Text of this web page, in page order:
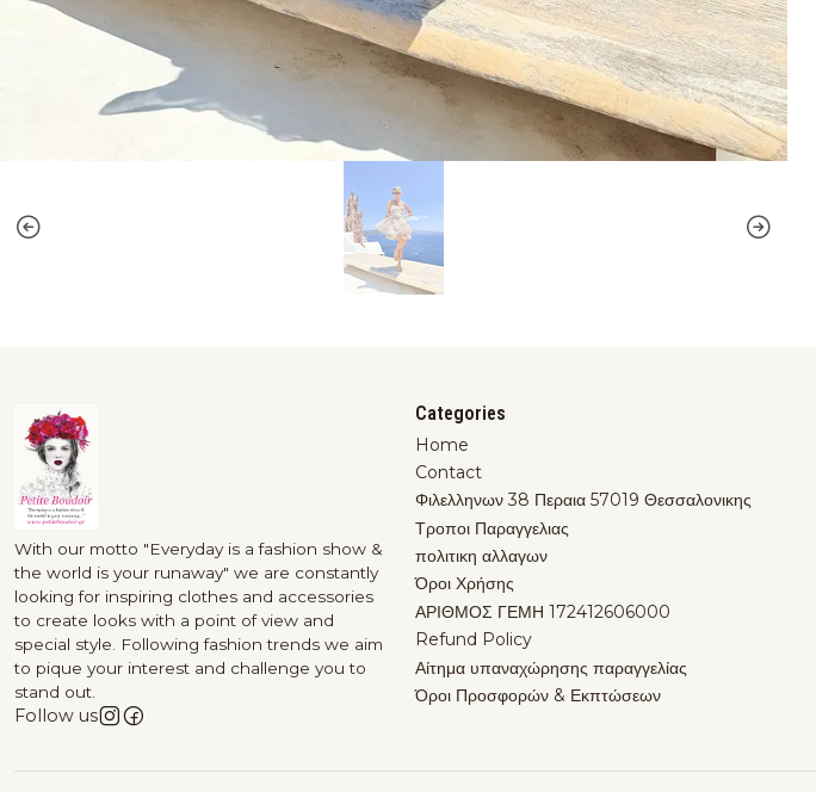
With our motto "Everyday is a fashion show &
the world is your runaway" we are constantly
looking for inspiring clothes and accessories
to create looks with a point of view and
special style. Following fashion trends we aim
to pique your interest and challenge you to
stand out.
Follow us
Categories
Home
Contact
Φιλελληνων 38 Περαια 57019 Θεσσαλονικης
Τροποι Παραγγελιας
πολιτικη αλλαγων
Όροι Χρήσης
ΑΡΙΘΜΟΣ ΓΕΜΗ 172412606000
Refund Policy
Αίτημα υπαναχώρησης παραγγελίας
Όροι Προσφορών & Εκπτώσεων